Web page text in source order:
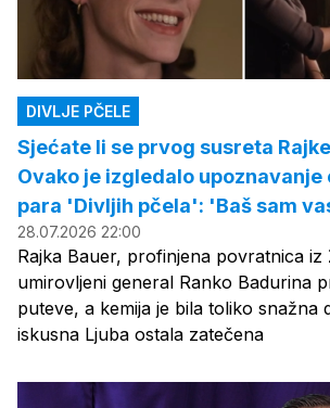
DIVLJE PČELE
Sjećate li se prvog susreta
Ovako je izgledalo upoznavanje
para 'Divljih pčela': 'Baš sam
28.07.2026 22:00
Rajka Bauer, profinjena povratnica iz
umirovljeni general Ranko Badurina
puteve, a kemija je bila toliko snažna
iskusna Ljuba ostala zatečena